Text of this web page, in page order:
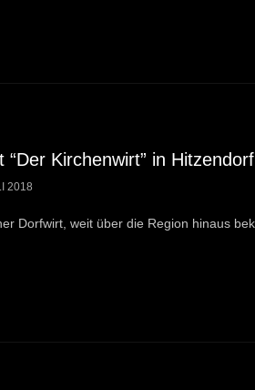
“Der Kirchenwirt” in Hitzendorf
2018
Dorfwirt, weit über die Region hinaus